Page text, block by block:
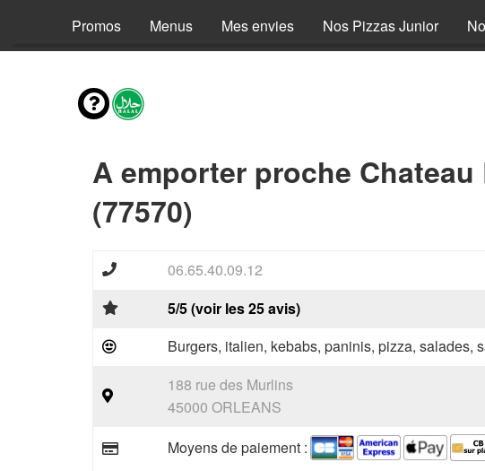
Promos Menus Mes envies Nos Pizzas Junior
A emporter proche Chateau
(77570)
06.65.40.09.12
5/5 (voir les 25 avis)
Burgers, italien, kebabs, paninis, pizza, salades,
188 rue des Murlins
45000 ORLEANS
Moyens de paiement :